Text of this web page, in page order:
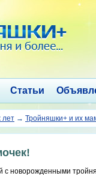
Статьи
лет → Тройняшки+ и их
с новорожденными